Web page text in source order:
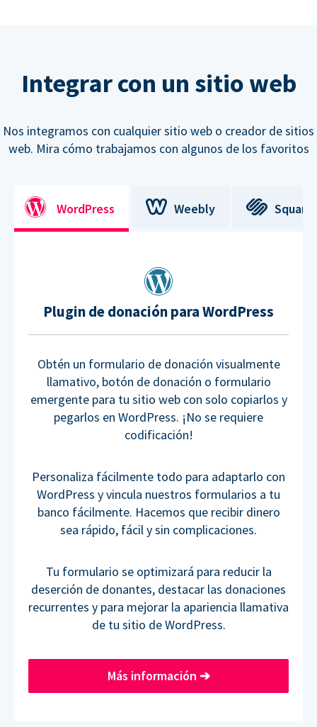
Integrar con un sitio web
Nos integramos con cualquier sitio web o creador de sitios
web. Mira cómo trabajamos con algunos de los favoritos
WordPress Weebly
Plugin de donación para WordPress
Obtén un formulario de donación visualmente
llamativo, botón de donación o formulario
emergente para tu sitio web con solo copiarlos y
pegarlos en WordPress. ¡No se requiere
codificación!
Personaliza fácilmente todo para adaptarlo con
WordPress y vincula nuestros formularios a tu
banco fácilmente. Hacemos que recibir dinero
sea rápido, fácil y sin complicaciones.
Tu formulario se optimizará para reducir la
deserción de donantes, destacar las donaciones
recurrentes y para mejorar la apariencia llamativa
de tu sitio de WordPress.
Más información ➔